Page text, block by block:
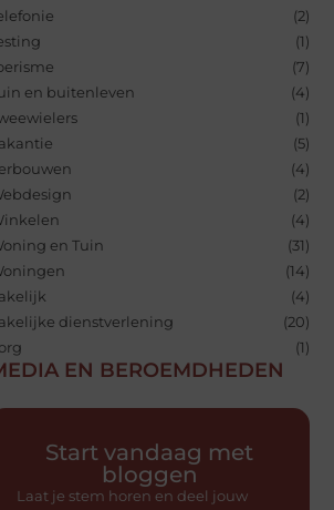
(2)
(1)
(7)
en buitenleven
(4)
(1)
(5)
(4)
(2)
(4)
en Tuin
(31)
(14)
(4)
dienstverlening
(20)
(1)
EN BEROEMDHEDEN
Start vandaag met
bloggen
Laat je stem horen en deel jouw